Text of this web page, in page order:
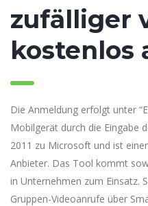
zufälliger
kostenlos
Die Anmeldung erfolgt unter
Mobilgerät durch die Eingabe
2011 zu Microsoft und ist
Anbieter. Das Tool kommt
in Unternehmen zum Einsatz.
Gruppen-Videoanrufe über